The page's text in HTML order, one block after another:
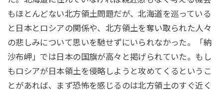
もほとんどない北方領土問題だが、北海道を巡っている
と日本とロシアの関係や、北方領土を奪い取られた人々
の悲しみについて思いを馳せずにいられなかった。「納
沙布岬」では日本の国旗が高々と掲げられていた。もし
もロシアが日本領土を侵略しようと攻めてくるというこ
とがあれば、まず恐怖を感じるのは北方領土のすぐ近く